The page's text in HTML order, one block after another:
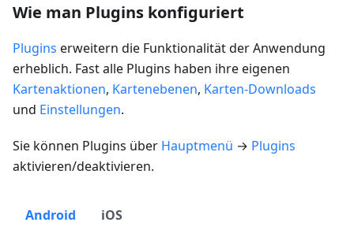
Wie man Plugins konfiguriert
Plugins erweitern die Funktionalität der Anwendung
erheblich. Fast alle Plugins haben ihre eigenen
Kartenaktionen, Kartenebenen, Karten-Downloads
und Einstellungen.
Sie können Plugins über Hauptmenü → Plugins
aktivieren/deaktivieren.
Android iOS